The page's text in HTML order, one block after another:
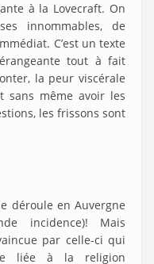
à la Lovecraft. On
innommables, de
C’est un texte
tout à fait
la peur viscérale
sans même avoir les
les frissons sont
déroule en Auvergne
incidence)! Mais
par celle-ci qui
liée à la religion